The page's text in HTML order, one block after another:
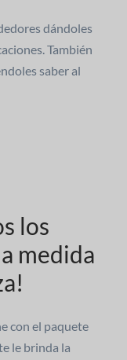
dándoles
También
saber al
los
medida
con el paquete
le brinda la